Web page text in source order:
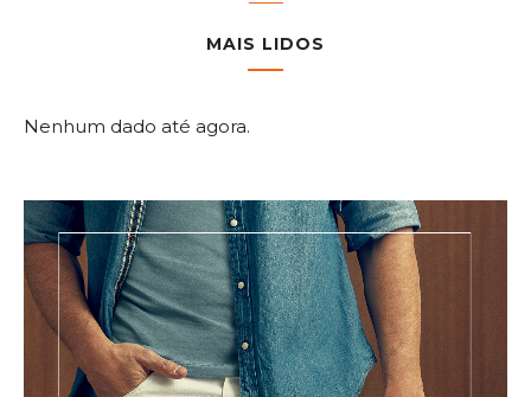
MAIS LIDOS
Nenhum dado até agora.